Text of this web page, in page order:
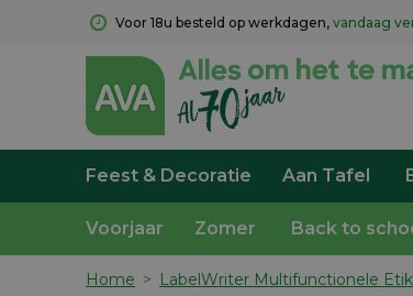
Voor 18u besteld op werkdagen, vandaag
Feest & Decoratie Aan Tafel
Voorjaar Zomer Back to
Home > LabelWriter Multifunctionele